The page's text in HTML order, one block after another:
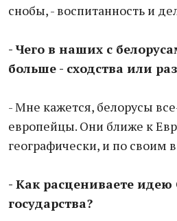
снобы, - воспитанность и
- Чего в наших с
больше - сходства или
- Мне кажется, белорусы
европейцы. Они ближе к
географически, и по своим
- Как расцениваете
государства?